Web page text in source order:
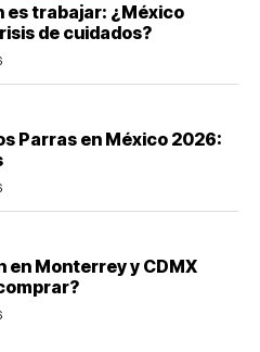
es trabajar: ¿México
de cuidados?
Parras en México 2026:
en Monterrey y CDMX